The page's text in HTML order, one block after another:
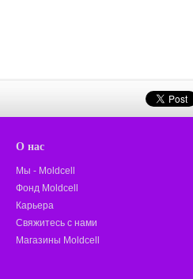
О нас
Мы - Moldcell
Фонд Moldcell
Карьера
Свяжитесь с нами
Магазины Moldcell